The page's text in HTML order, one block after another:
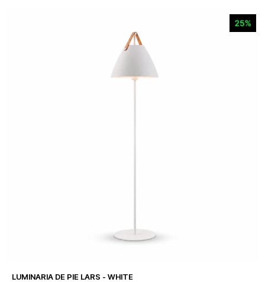
LUMINARIA DE PIE LARS - WHITE